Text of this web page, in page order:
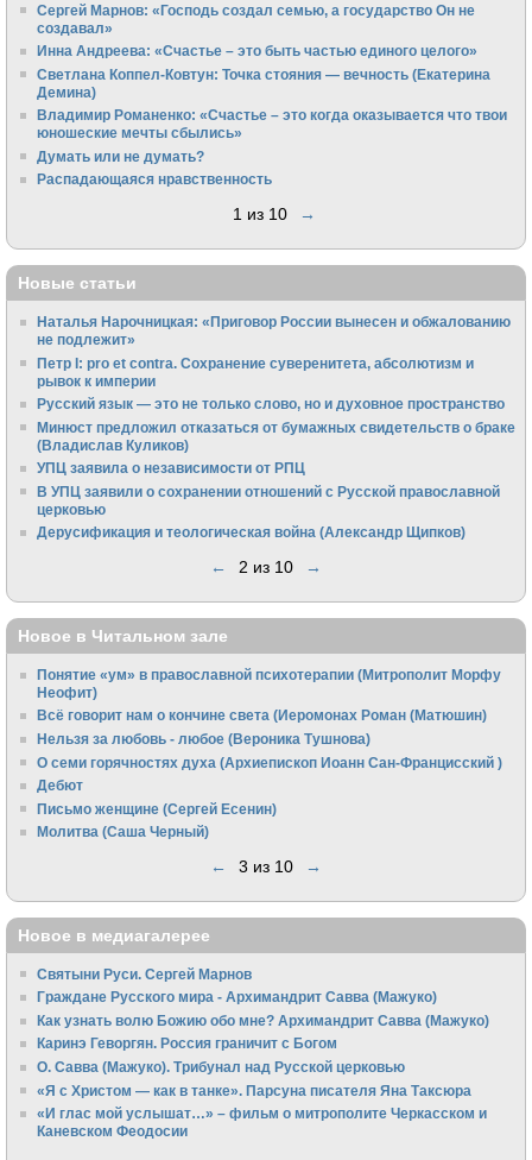
Сергей Марнов: «Господь создал семью, а государство Он не
создавал»
Инна Андреева: «Счастье – это быть частью единого целого»
Светлана Коппел-Ковтун: Точка стояния — вечность (Екатерина
Демина)
Владимир Романенко: «Счастье – это когда оказывается что твои
юношеские мечты сбылись»
Думать или не думать?
Распадающаяся нравственность
1 из 10 →
Новые статьи
Наталья Нарочницкая: «Приговор России вынесен и обжалованию
не подлежит»
Петр I: pro et contra. Сохранение суверенитета, абсолютизм и
рывок к империи
Русский язык — это не только слово, но и духовное пространство
Минюст предложил отказаться от бумажных свидетельств о браке
(Владислав Куликов)
УПЦ заявила о независимости от РПЦ
В УПЦ заявили о сохранении отношений с Русской православной
церковью
Дерусификация и теологическая война (Александр Щипков)
← 2 из 10 →
Новое в Читальном зале
Понятие «ум» в православной психотерапии (Митрополит Морфу
Неофит)
Всё говорит нам о кончине света (Иеромонах Роман (Матюшин)
Нельзя за любовь - любое (Вероника Тушнова)
О семи горячностях духа (Архиепископ Иоанн Сан-Францисский )
Дебют
Письмо женщине (Сергей Есенин)
Молитва (Саша Черный)
← 3 из 10 →
Новое в медиагалерее
Святыни Руси. Сергей Марнов
Граждане Русского мира - Архимандрит Савва (Мажуко)
Как узнать волю Божию обо мне? Архимандрит Савва (Мажуко)
Каринэ Геворгян. Россия граничит с Богом
О. Савва (Мажуко). Трибунал над Русской церковью
«Я с Христом — как в танке». Парсуна писателя Яна Таксюра
«И глас мой услышат…» – фильм о митрополите Черкасском и
Каневском Феодосии